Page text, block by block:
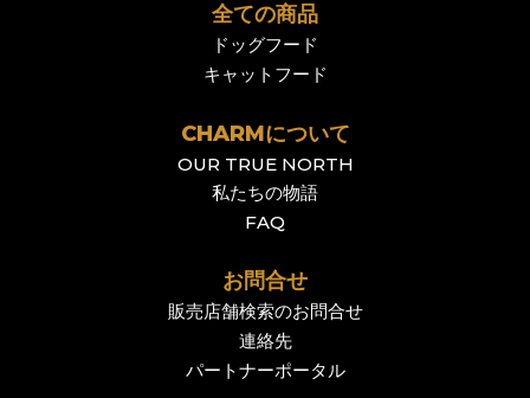
全ての商品
ドッグフード
キャットフード
CHARMについて
OUR TRUE NORTH
私たちの物語
FAQ
お問合せ
販売店舗検索のお問合せ
連絡先
パートナーポータル